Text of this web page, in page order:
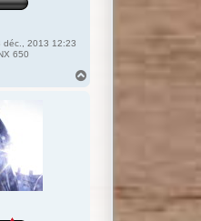
déc., 2013 12:23
650